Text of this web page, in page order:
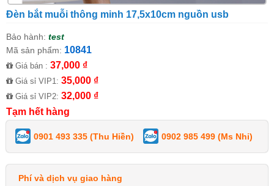
Đèn bắt muỗi thông minh 17,5x10cm nguồn usb
Bảo hành: test
Mã sản phẩm: 10841
Giá bán : 37,000 ₫
Giá sỉ VIP1: 35,000 ₫
Giá sỉ VIP2: 32,000 ₫
Tạm hết hàng
0901 493 335 (Thu Hiền) 0902 985 499 (Ms Nhi)
Phí và dịch vụ giao hàng